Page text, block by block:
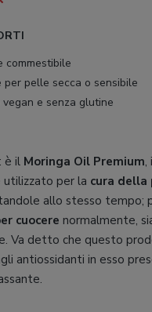
commestibile
per pelle secca o sensibile
vegan e senza glutine
è il Moringa Oil Premium,
utilizzato per la cura della
allo stesso tempo;
cuocere normalmente,
Va detto che questo
antiossidanti in esso